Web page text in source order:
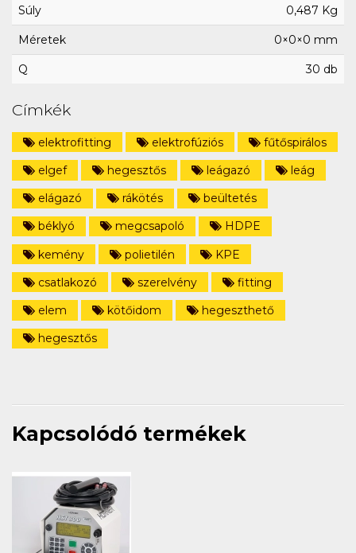
Súly 0,487 Kg
Méretek 0×0×0 mm
Q 30 db
Címkék
elektrofitting elektrofúziós
fűtőspirálos
elgef
hegesztős leágazó
leág
elágazó
rákötés
beültetés
béklyó
megcsapoló
HDPE
kemény
polietilén
KPE
csatlakozó
szerelvény
fitting
elem
kötőidom
hegeszthető
hegesztős
Kapcsolódó termékek